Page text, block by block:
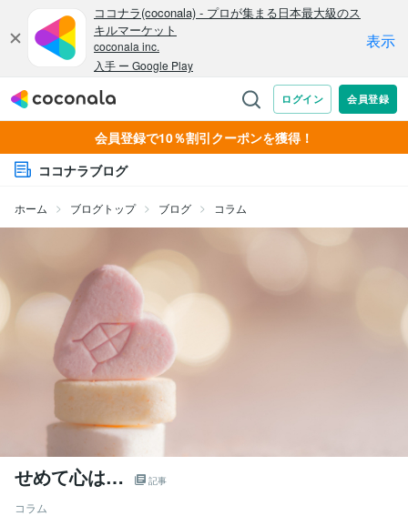
会員登録で10％割引クーポンを獲得！
ココナラブログ
ホーム ブログトップ ブログ コラム
せめて心は… 記事
コラム